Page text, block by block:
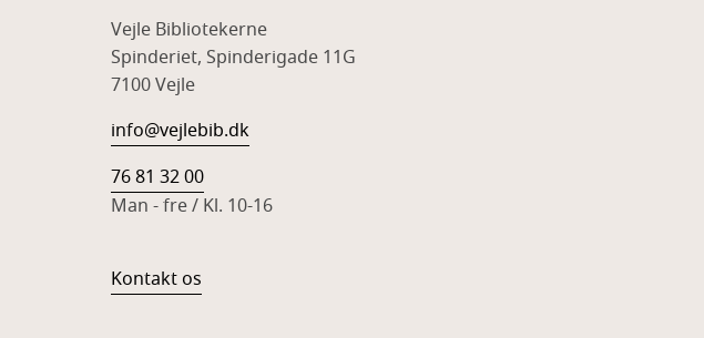
Vejle Bibliotekerne
Spinderiet, Spinderigade 11G
7100 Vejle
info@vejlebib.dk
76 81 32 00
Man - fre / Kl. 10-16
Kontakt os